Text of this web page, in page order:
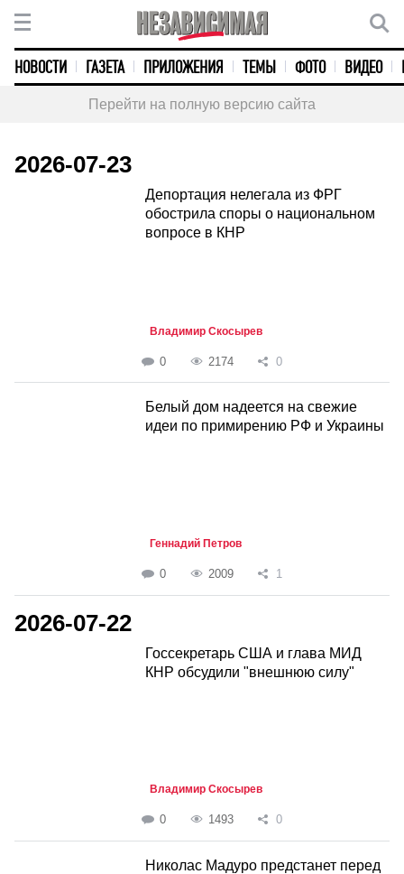
НОВОСТИ ГАЗЕТА ПРИЛОЖЕНИЯ ТЕМЫ ФОТО ВИДЕО
Перейти на полную версию сайта
2026-07-23
Депортация нелегала из ФРГ
обострила споры о национальном
вопросе в КНР
Владимир Скосырев
0 2174 0
Белый дом надеется на свежие
идеи по примирению РФ и Украины
Геннадий Петров
0 2009 1
2026-07-22
Госсекретарь США и глава МИД
КНР обсудили "внешнюю силу"
Владимир Скосырев
0 1493 0
Николас Мадуро предстанет перед